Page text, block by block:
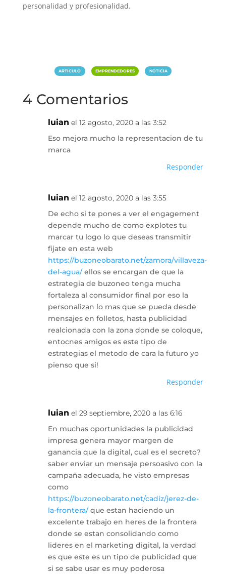
personalidad y profesionalidad.
ARTÍCULO | EMPRENDEDORES | NOTICIA
4 Comentarios
luian el 12 agosto, 2020 a las 3:52
Eso mejora mucho la representacion de tu
marca
Responder
luian el 12 agosto, 2020 a las 3:55
De echo si te pones a ver el engagement
depende mucho de como explotes tu
marcar tu logo lo que deseas transmitir
fijate en esta web
https://buzoneobarato.net/zamora/villaveza-
del-agua/ellos se encargan de que la
estrategia de buzoneo tenga mucha
fortaleza al consumidor final por eso la
personalizan lo mas que se pueda desde
mensajes en folletos, hasta publicidad
realcionada con la zona donde se coloque,
entocnes amigos es este tipo de
estrategias el metodo de cara la futuro yo
pienso que si!
Responder
luian el 29 septiembre, 2020 a las 6:16
En muchas oportunidades la publicidad
impresa genera mayor margen de
ganancia que la digital, cual es el secreto?
saber enviar un mensaje persoasivo con la
campaña adecuada, he visto empresas
como
https://buzoneobarato.net/cadiz/jerez-de-
la-frontera/que estan haciendo un
excelente trabajo en heres de la frontera
donde se estan consolidando como
lideres en el marketing digital, la verdad
es que este es un tipo de publicidad que
si se sabe usar es muy poderosa